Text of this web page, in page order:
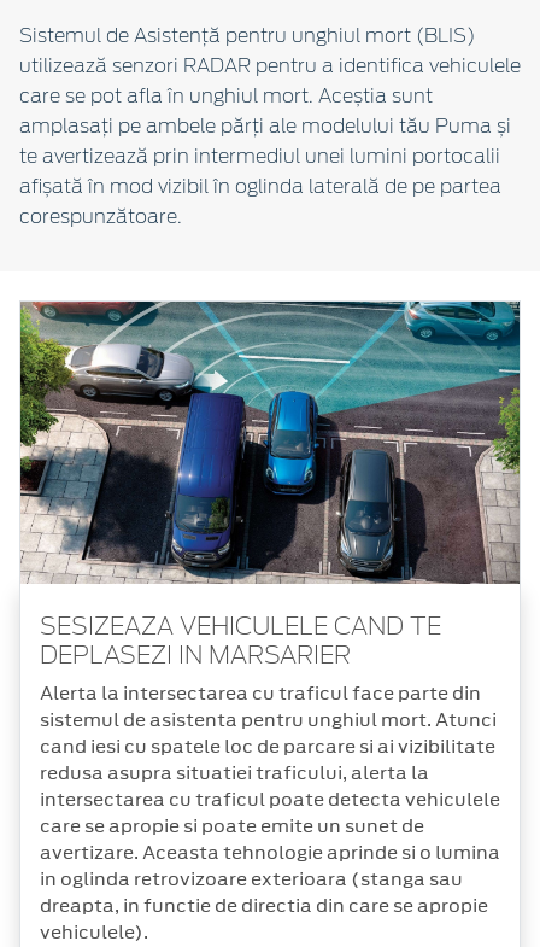
Sistemul de Asistență pentru unghiul mort (BLIS)
utilizează senzori RADAR pentru a identifica vehiculele
care se pot afla în unghiul mort. Aceștia sunt
amplasați pe ambele părți ale modelului tău Puma și
te avertizează prin intermediul unei lumini portocalii
afișată în mod vizibil în oglinda laterală de pe partea
corespunzătoare.
SESIZEAZA VEHICULELE CAND TE
DEPLASEZI IN MARSARIER
Alerta la intersectarea cu traficul face parte din
sistemul de asistenta pentru unghiul mort. Atunci
cand iesi cu spatele loc de parcare si ai vizibilitate
redusa asupra situatiei traficului, alerta la
intersectarea cu traficul poate detecta vehiculele
care se apropie si poate emite un sunet de
avertizare. Aceasta tehnologie aprinde si o lumina
in oglinda retrovizoare exterioara (stanga sau
dreapta, in functie de directia din care se apropie
vehiculele).